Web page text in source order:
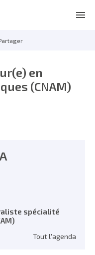
en
(CNAM)
spécialité
Tout l'agenda